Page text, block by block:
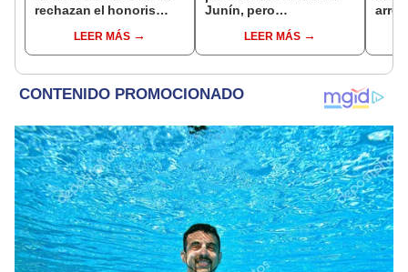
rechazan el honoris
presidente de Argentina
LEER MÁS
Junín, pero
se quejan por la lentitud
LEER MÁS